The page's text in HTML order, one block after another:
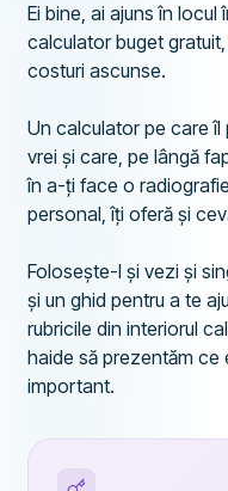
Ei bine, ai ajuns în locul
calculator buget
costuri ascunse.
Un calculator pe care
vrei și care, pe lângă
în a-ți face o
personal, îți oferă și
Folosește-l și vezi și
și un ghid pentru a te
rubricile din interiorul
haide să prezentăm ce
important.